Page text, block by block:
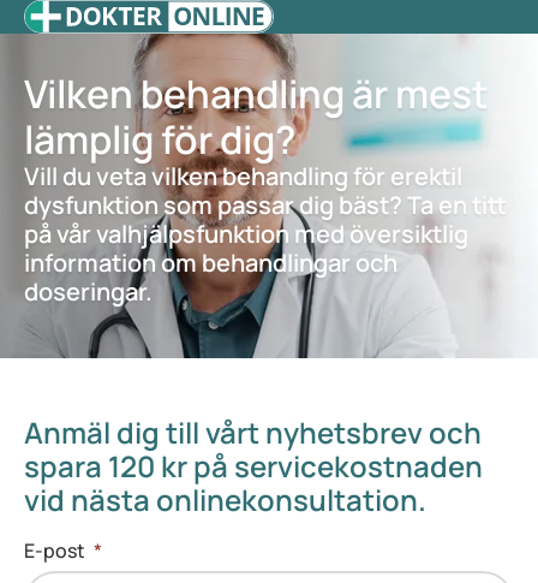
Vilken behandling är mest
lämplig för dig?
Vill du veta vilken behandling för erektil
dysfunktion som passar dig bäst? Ta en titt
på vår valhjälpsfunktion med översiktlig
information om behandlingar och
doseringar.
Anmäl dig till vårt nyhetsbrev och
spara 120 kr på servicekostnaden
vid nästa onlinekonsultation.
E-post *